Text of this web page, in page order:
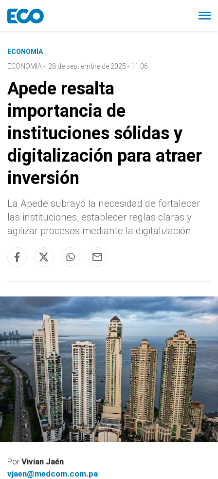
ECONOMÍA
ECONOMÍA - 28 de septiembre de 2025 - 11:06
Apede resalta
importancia de
instituciones sólidas y
digitalización para atraer
inversión
La Apede subrayó la necesidad de fortalecer
las instituciones, establecer reglas claras y
agilizar procesos mediante la digitalización
PorVivian Jaén
vjaen@medcom.com.pa